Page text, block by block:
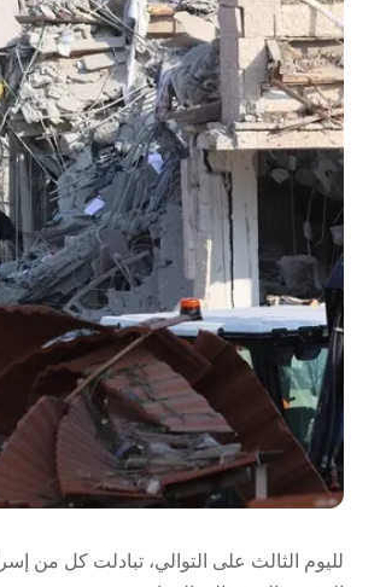
لليوم الثالث على التوالي، تبادلت كل من